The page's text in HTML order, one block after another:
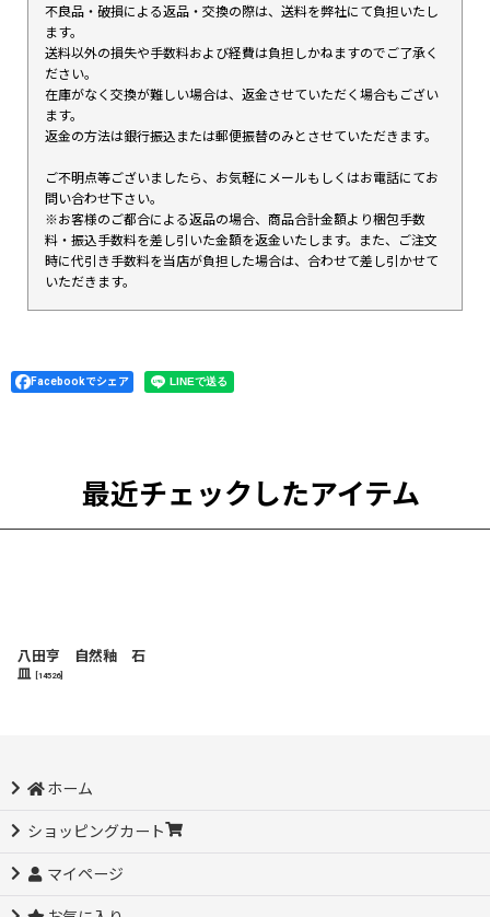
不良品・破損による返品・交換の際は、送料を弊社にて負担いたし
ます。
送料以外の損失や手数料および経費は負担しかねますのでご了承く
ださい。
在庫がなく交換が難しい場合は、返金させていただく場合もござい
ます。
返金の方法は銀行振込または郵便振替のみとさせていただきます。
ご不明点等ございましたら、お気軽にメールもしくはお電話にてお
問い合わせ下さい。
※お客様のご都合による返品の場合、商品合計金額より梱包手数
料・振込手数料を差し引いた金額を返金いたします。また、ご注文
時に代引き手数料を当店が負担した場合は、合わせて差し引かせて
いただきます。
Facebookでシェア
最近チェックしたアイテム
八田亨 自然釉 石
皿
14526]
ホーム
ショッピングカート
マイページ